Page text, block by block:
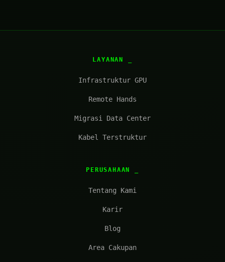
LAYANAN
Infrastruktur GPU
Remote Hands
Migrasi Data Center
Kabel Terstruktur
PERUSAHAAN
Tentang Kami
Karir
Blog
Area Cakupan